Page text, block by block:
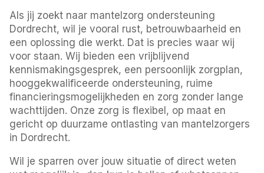
Als jij zoekt naar mantelzorg ondersteuning
Dordrecht, wil je vooral rust, betrouwbaarheid en
een oplossing die werkt. Dat is precies waar wij
voor staan. Wij bieden een vrijblijvend
kennismakingsgesprek, een persoonlijk zorgplan,
hooggekwalificeerde ondersteuning, ruime
financieringsmogelijkheden en zorg zonder lange
wachttijden. Onze zorg is flexibel, op maat en
gericht op duurzame ontlasting van mantelzorgers
in Dordrecht.
Wil je sparren over jouw situatie of direct weten